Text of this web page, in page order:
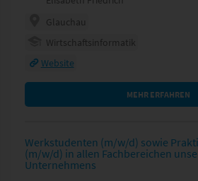
Glauchau
Wirtschaftsinformatik
Website
MEHR ERFAHREN
Werkstudenten (m/w/d) sowie
(m/w/d) in allen Fachbereichen
Unternehmens